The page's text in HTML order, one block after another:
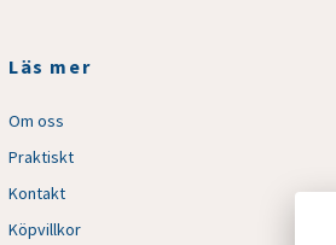
Läs mer
Om oss
Praktiskt
Kontakt
Köpvillkor